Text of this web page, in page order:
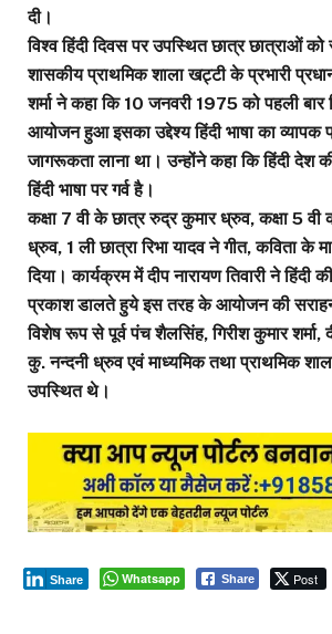
दी।
विश्व हिंदी दिवस पर उपस्थित छात्र छात्राओं
शासकीय प्राथमिक शाला खट्टी के प्रभारी
शर्मा ने कहा कि 10 जनवरी 1975 को पहली बार
आयोजन हुआ इसका उद्देश्य हिंदी भाषा का व्यापक
जागरूकता लाना था। उन्होंने कहा कि हिंदी देश की
हिंदी भाषा पर गर्व है।
कक्षा 7 वी के छात्र रुद्र कुमार ध्रुव, कक्षा 5 वी
ध्रुव, 1 ली छात्रा रिभा यादव ने गीत, कविता के
दिया। कार्यक्रम में दीप नारायण तिवारी ने हिंदी
प्रकाश डालते हुये इस तरह के आयोजन की
विशेष रूप से पूर्व पंच शैलसिंह, गिरीश कुमार शर्मा,
कु. नन्दनी ध्रुव एवं माध्यमिक तथा प्राथमिक
उपस्थित थे।
Whatsapp Share Post
Share